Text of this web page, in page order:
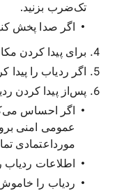
تک‌ضرب بزنید.
اگر صدا پخش
برای پیدا کردن
اگر ردیاب را پیدا
پس‌از پیدا کردن
اگر احساس
عمومی امنی
مورداعتمادی
اطلاعات ردیاب
ردیاب را